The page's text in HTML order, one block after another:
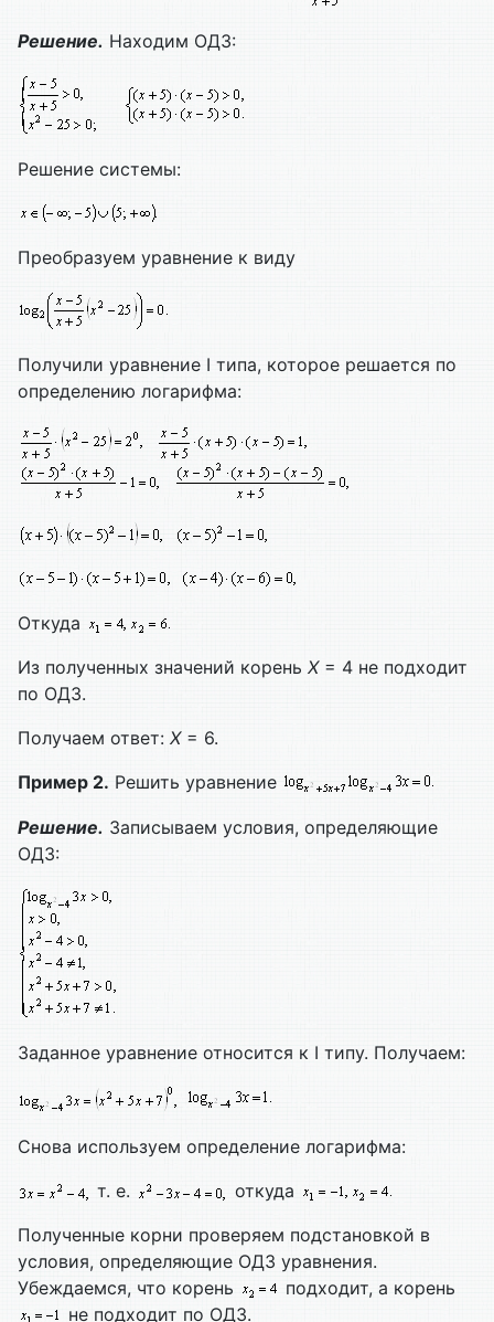
Решение. Находим ОДЗ:
Решение системы:
Преобразуем уравнение к виду
Получили уравнение I типа, которое решается по
определению логарифма:
Откуда
Из полученных значений корень Х= 4 не подходит
по ОДЗ.
Получаем ответ: Х= 6.
Пример 2. Решить уравнение
Решение. Записываем условия, определяющие
ОДЗ:
Заданное уравнение относится к I типу. Получаем:
Снова используем определение логарифма:
т. е.
откуда
Полученные корни проверяем подстановкой в
условия, определяющие ОДЗ уравнения.
Убеждаемся, что корень
подходит, а корень
не подходит по ОДЗ.